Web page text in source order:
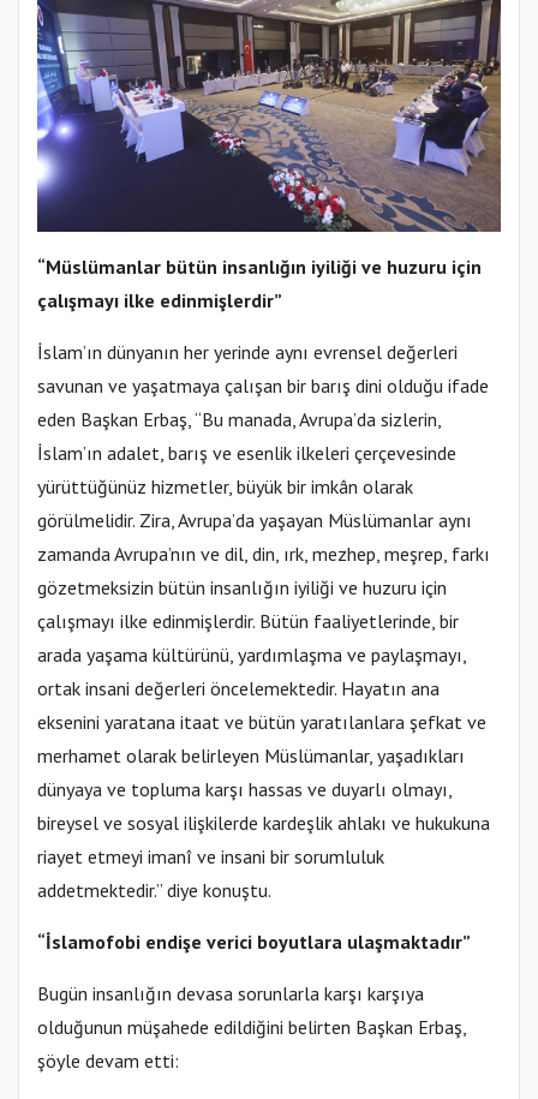
“Müslümanlar bütün insanlığın iyiliği ve huzuru için
çalışmayı ilke edinmişlerdir”
İslam’ın dünyanın her yerinde aynı evrensel değerleri
savunan ve yaşatmaya çalışan bir barış dini olduğu ifade
eden Başkan Erbaş, “Bu manada, Avrupa’da sizlerin,
İslam’ın adalet, barış ve esenlik ilkeleri çerçevesinde
yürüttüğünüz hizmetler, büyük bir imkân olarak
görülmelidir. Zira, Avrupa’da yaşayan Müslümanlar aynı
zamanda Avrupa’nın ve dil, din, ırk, mezhep, meşrep, farkı
gözetmeksizin bütün insanlığın iyiliği ve huzuru için
çalışmayı ilke edinmişlerdir. Bütün faaliyetlerinde, bir
arada yaşama kültürünü, yardımlaşma ve paylaşmayı,
ortak insani değerleri öncelemektedir. Hayatın ana
eksenini yaratana itaat ve bütün yaratılanlara şefkat ve
merhamet olarak belirleyen Müslümanlar, yaşadıkları
dünyaya ve topluma karşı hassas ve duyarlı olmayı,
bireysel ve sosyal ilişkilerde kardeşlik ahlakı ve hukukuna
riayet etmeyi imanî ve insani bir sorumluluk
addetmektedir.” diye konuştu.
“İslamofobi endişe verici boyutlara ulaşmaktadır”
Bugün insanlığın devasa sorunlarla karşı karşıya
olduğunun müşahede edildiğini belirten Başkan Erbaş,
şöyle devam etti: